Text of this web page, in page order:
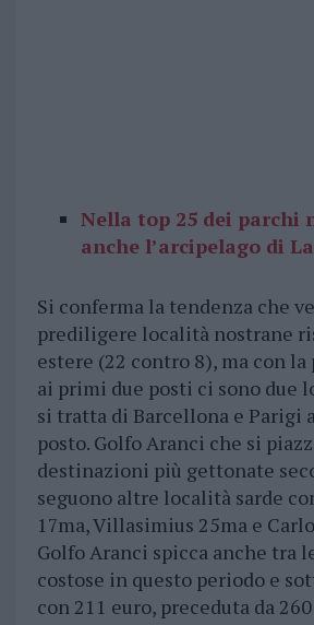
Nella top 25 dei parchi
anche l’arcipelago di
Si conferma la tendenza che
prediligere località nostrane
estere (22 contro 8), ma con
ai primi due posti ci sono due
si tratta di Barcellona e Parigi
posto. Golfo Aranci che si
destinazioni più gettonate
seguono altre località sarde
17ma, Villasimius 25ma e
Golfo Aranci spicca anche tra
costose in questo periodo e
con 211 euro, preceduta da